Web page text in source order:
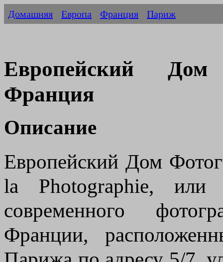
Домашняя Европа Франция Париж
Европейский
Франция
Описание
Европейский Дом
la Photographie,
современного
Франции,